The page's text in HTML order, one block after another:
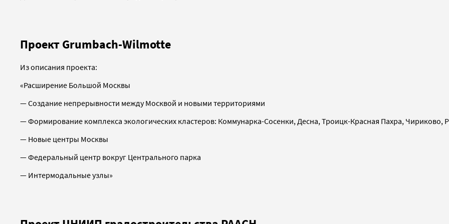
Проект Grumbach-Wilmotte
Из описания проекта:
«Расширение Большой Москвы
— Создание непрерывности между Москвой и новыми территориями
— Формирование комплекса экологических кластеров: Коммунарка-Сосенки, Десна, Троицк-Красная Пахра, Чириково,
— Новые центры Москвы
— Федеральный центр вокруг Центрального парка
— Интермодальные узлы»